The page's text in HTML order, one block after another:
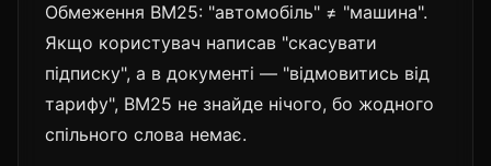
Обмеження BM25: "автомобіль" ≠ "машина".
Якщо користувач написав "скасувати
підписку", а в документі — "відмовитись від
тарифу", BM25 не знайде нічого, бо жодного
спільного слова немає.